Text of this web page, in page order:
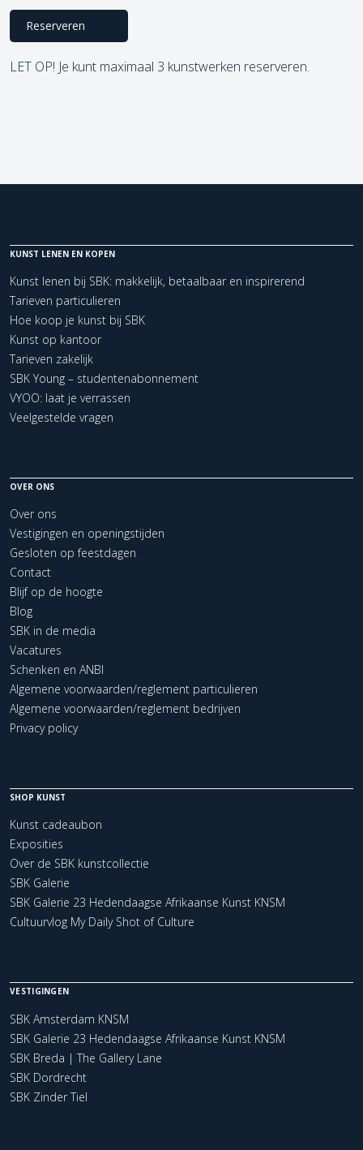
Reserveren
LET OP! Je kunt maximaal 3 kunstwerken reserveren.
KUNST LENEN EN KOPEN
Kunst lenen bij SBK: makkelijk, betaalbaar en inspirerend
Tarieven particulieren
Hoe koop je kunst bij SBK
Kunst op kantoor
Tarieven zakelijk
SBK Young – studentenabonnement
VYOO: laat je verrassen
Veelgestelde vragen
OVER ONS
Over ons
Vestigingen en openingstijden
Gesloten op feestdagen
Contact
Blijf op de hoogte
Blog
SBK in de media
Vacatures
Schenken en ANBI
Algemene voorwaarden/reglement particulieren
Algemene voorwaarden/reglement bedrijven
Privacy policy
SHOP KUNST
Kunst cadeaubon
Exposities
Over de SBK kunstcollectie
SBK Galerie
SBK Galerie 23 Hedendaagse Afrikaanse Kunst KNSM
Cultuurvlog My Daily Shot of Culture
VESTIGINGEN
SBK Amsterdam KNSM
SBK Galerie 23 Hedendaagse Afrikaanse Kunst KNSM
SBK Breda | The Gallery Lane
SBK Dordrecht
SBK Zinder Tiel